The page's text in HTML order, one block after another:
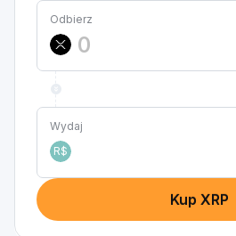
Odbierz
Wydaj
R$
Kup XRP